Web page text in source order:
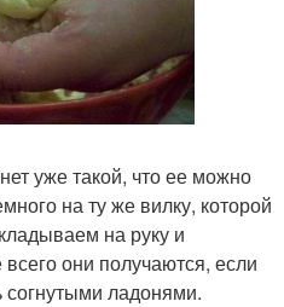
уже такой, что ее можно
на ту же вилку, которой
на руку и
они получаются, если
согнутыми ладонями.